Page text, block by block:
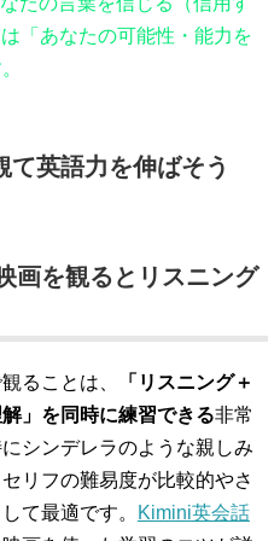
「あなたの可能性・能力を
て英語力を伸ばそう
画を観るとリスニング
ることは、
「リスニング＋
」を同時に練習できる非常
シンデレラのような親しみ
リフの難易度が比較的やさ
て最適です。
Kimini英会話